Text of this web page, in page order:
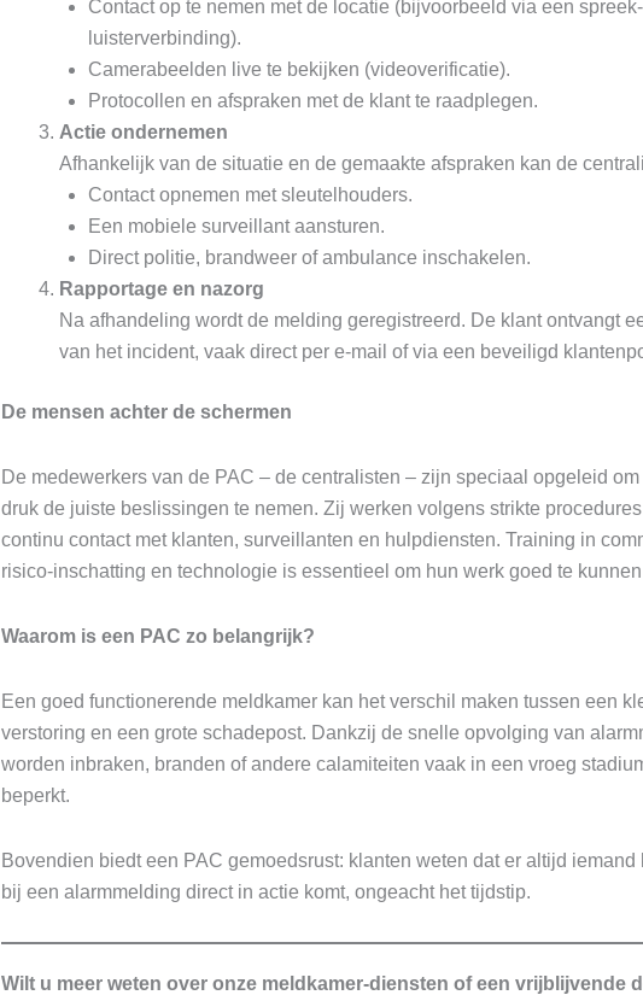
Contact op te nemen met de locatie (bijvoorbeeld via een spreek-
luisterverbinding).
Camerabeelden live te bekijken (videoverificatie).
Protocollen en afspraken met de klant te raadplegen.
Actie ondernemen
Afhankelijk van de situatie en de gemaakte afspraken kan de
Contact opnemen met sleutelhouders.
Een mobiele surveillant aansturen.
Direct politie, brandweer of ambulance inschakelen.
Rapportage en nazorg
Na afhandeling wordt de melding geregistreerd. De klant ontvangt
van het incident, vaak direct per e-mail of via een beveiligd
De mensen achter de schermen
De medewerkers van de PAC – de centralisten – zijn speciaal opgeleid
druk de juiste beslissingen te nemen. Zij werken volgens strikte
continu contact met klanten, surveillanten en hulpdiensten. Training in
risico-inschatting en technologie is essentieel om hun werk goed te
Waarom is een PAC zo belangrijk?
Een goed functionerende meldkamer kan het verschil maken tussen een
verstoring en een grote schadepost. Dankzij de snelle opvolging van
worden inbraken, branden of andere calamiteiten vaak in een vroeg
beperkt.
Bovendien biedt een PAC gemoedsrust: klanten weten dat er altijd iemand
bij een alarmmelding direct in actie komt, ongeacht het tijdstip.
Wilt u meer weten over onze meldkamer-diensten of een vrijblijvende